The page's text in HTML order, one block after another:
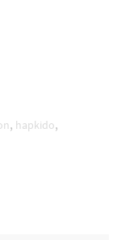
, hapkido,